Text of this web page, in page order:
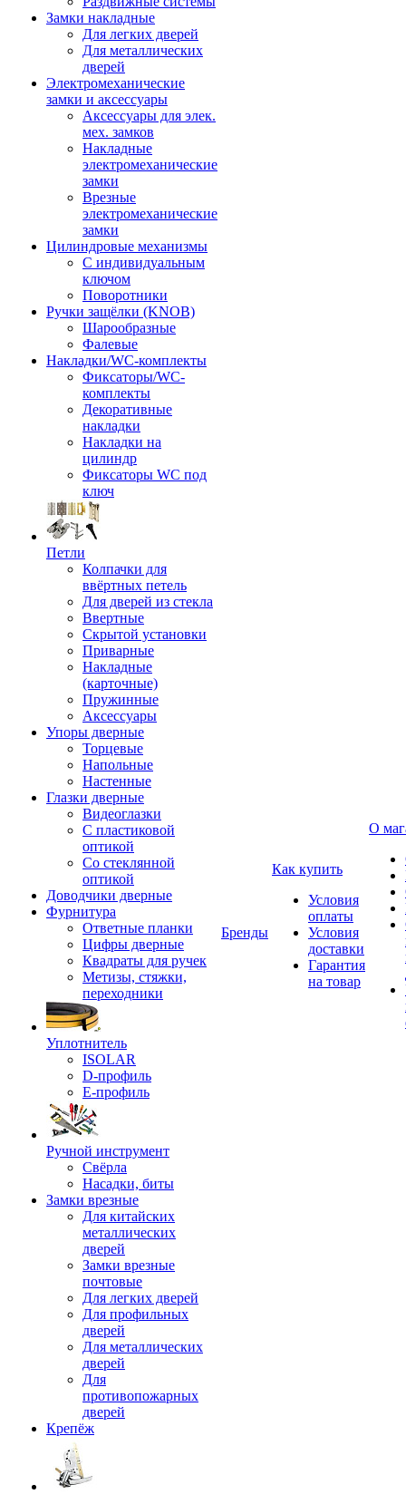
Замки накладные
Для легких дверей
Для металлических
дверей
Электромеханические
замки и аксессуары
Аксессуары для элек.
мех. замков
Накладные
электромеханические
замки
Врезные
электромеханические
замки
Цилиндровые механизмы
С индивидуальным
ключом
Поворотники
Ручки защёлки (KNOB)
Шарообразные
Фалевые
Накладки/WC-комплекты
Фиксаторы/WC-
комплекты
Декоративные
накладки
Накладки на
цилиндр
Фиксаторы WC под
ключ
Петли
Колпачки для
ввёртных петель
Для дверей из стекла
Ввертные
Скрытой установки
Приварные
Накладные
(карточные)
Пружинные
Аксессуары
Упоры дверные
Торцевые
Напольные
Настенные
Глазки дверные
Видеоглазки
С пластиковой
оптикой
Со стеклянной
оптикой
Доводчики дверные
Фурнитура
Ответные планки
Цифры дверные
Квадраты для ручек
Метизы, стяжки,
переходники
Уплотнитель
ISOLAR
D-профиль
Е-профиль
Ручной инструмент
Свёрла
Насадки, биты
Замки врезные
Для китайских
металлических
дверей
Замки врезные
почтовые
Для легких дверей
Для профильных
дверей
Для металлических
дверей
Для
противопожарных
дверей
Крепёж
Бренды
Как купить
Условия
оплаты
Условия
доставки
Гарантия
на товар
О